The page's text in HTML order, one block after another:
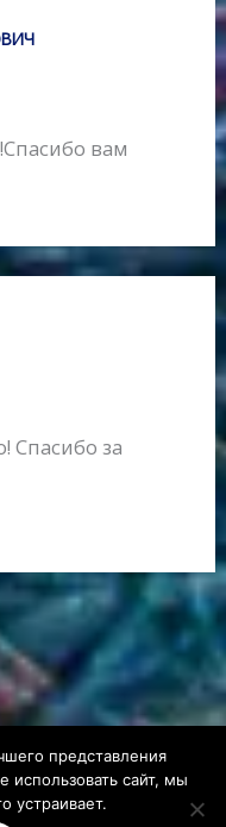
вам
Спасибо за
представления
использовать сайт, мы
устраивает.